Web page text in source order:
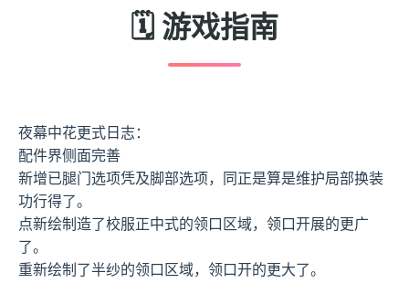
🗓️ 游戏指南
夜幕中花更式日志：
配件界侧面完善
新增已腿门选项凭及脚部选项，同正是算是维护局部换装
功行得了。
点新绘制造了校服正中式的领口区域，领口开展的更广
了。
重新绘制了半纱的领口区域，领口开的更大了。